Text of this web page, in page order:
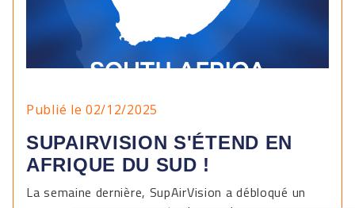
Publié le 02/12/2025
SUPAIRVISION S'ÉTEND EN
AFRIQUE DU SUD !
La semaine dernière, SupAirVision a débloqué un